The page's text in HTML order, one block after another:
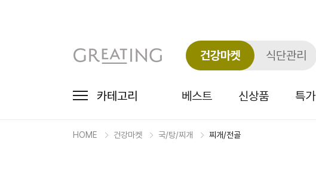
건강마켓 식단관리
카테고리 베스트 신상품 특가
HOME 건강마켓 국/탕/찌개 찌개/전골